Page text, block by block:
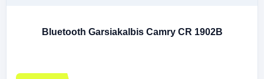
Bluetooth Garsiakalbis Camry CR 1902B